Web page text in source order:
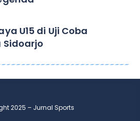
U15 di Uji Coba
Sidoarjo
2025 – Jurnal Sports